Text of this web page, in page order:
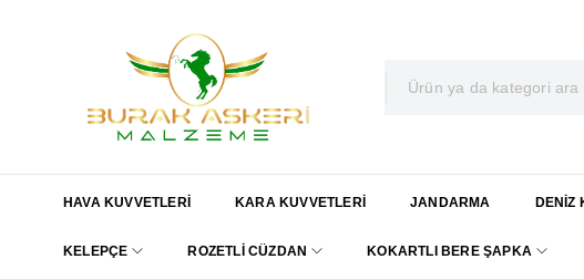
HAVA KUVVETLERI KARA KUVVETLERI JANDARMA DENIZ
KELEPÇE ROZETLI CÜZDAN KOKARTLI BERE ŞAPKA